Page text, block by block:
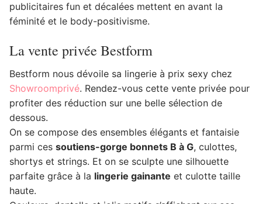
publicitaires fun et décalées mettent en avant la
féminité et le body-positivisme.
La vente privée Bestform
Bestform nous dévoile sa lingerie à prix sexy chez
Showroomprivé. Rendez-vous cette vente privée pour
profiter des réduction sur une belle sélection de
dessous.
On se compose des ensembles élégants et fantaisie
parmi ces soutiens-gorge bonnets B à G, culottes,
shortys et strings. Et on se sculpte une silhouette
parfaite grâce à la lingerie gainante et culotte taille
haute.